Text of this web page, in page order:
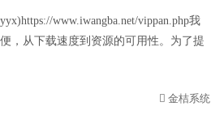
www.iwangba.net/vippan.php我
，从下载速度到资源的可用性。为了提
金桔系统